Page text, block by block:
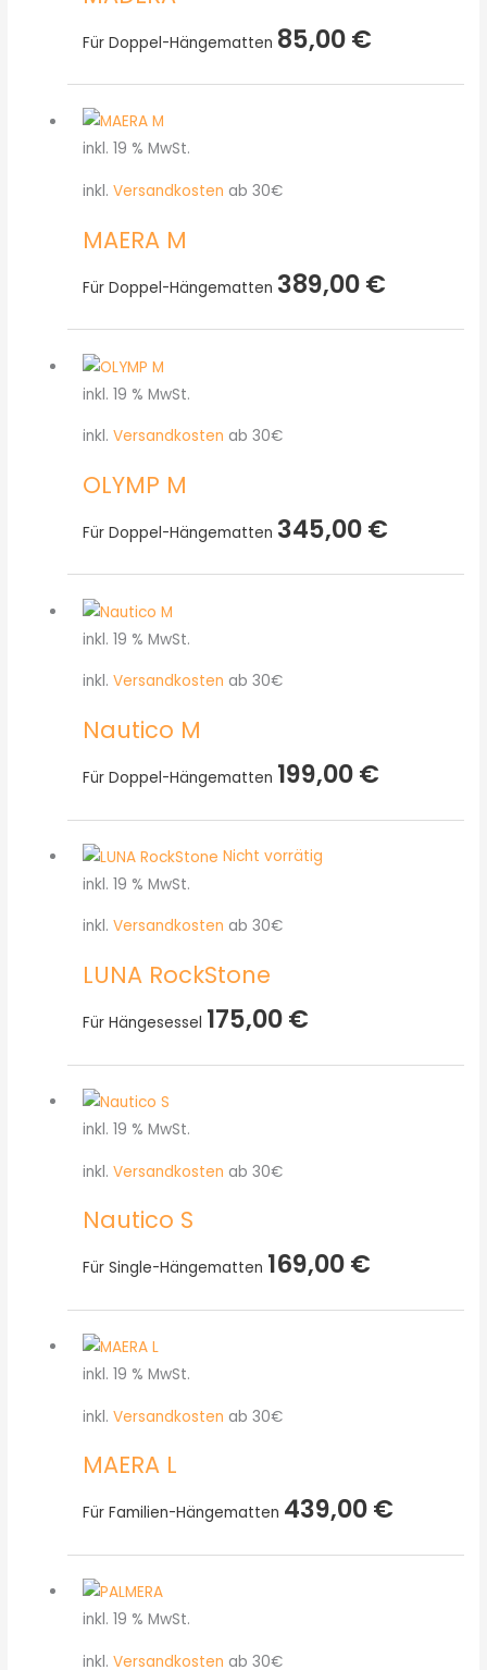
Für Doppel-Hängematten 85,00€
inkl. 19 % MwSt.
inkl. Versandkosten ab 30€
MAERA M
Für Doppel-Hängematten 389,00€
inkl. 19 % MwSt.
inkl. Versandkosten ab 30€
OLYMP M
Für Doppel-Hängematten 345,00€
inkl. 19 % MwSt.
inkl. Versandkosten ab 30€
Nautico M
Für Doppel-Hängematten 199,00€
Nicht vorrätig
inkl. 19 % MwSt.
inkl. Versandkosten ab 30€
LUNA RockStone
Für Hängesessel 175,00€
inkl. 19 % MwSt.
inkl. Versandkosten ab 30€
Nautico S
Für Single-Hängematten 169,00€
inkl. 19 % MwSt.
inkl. Versandkosten ab 30€
MAERA L
Für Familien-Hängematten 439,00€
inkl. 19 % MwSt.
inkl. Versandkosten ab 30€